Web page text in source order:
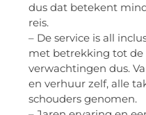
dus dat betekent
reis.
– De service is all
met betrekking tot de
verwachtingen dus.
en verhuur zelf, alle
schouders genomen.